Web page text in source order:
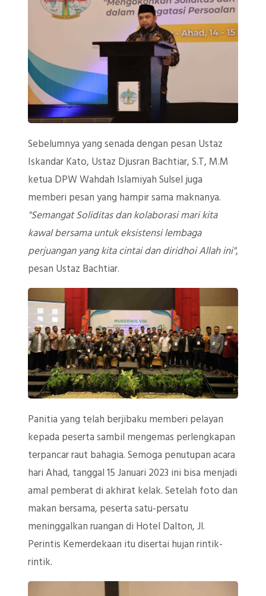
Sebelumnya yang senada dengan pesan Ustaz
Iskandar Kato, Ustaz Djusran Bachtiar, S.T, M.M
ketua DPW Wahdah Islamiyah Sulsel juga
memberi pesan yang hampir sama maknanya.
"Semangat Soliditas dan kolaborasi mari kita
kawal bersama untuk eksistensi lembaga
perjuangan yang kita cintai dan diridhoi Allah ini",
pesan Ustaz Bachtiar.
Panitia yang telah berjibaku memberi pelayan
kepada peserta sambil mengemas perlengkapan
terpancar raut bahagia. Semoga penutupan acara
hari Ahad, tanggal 15 Januari 2023 ini bisa menjadi
amal pemberat di akhirat kelak. Setelah foto dan
makan bersama, peserta satu-persatu
meninggalkan ruangan di Hotel Dalton, Jl.
Perintis Kemerdekaan itu disertai hujan rintik-
rintik.